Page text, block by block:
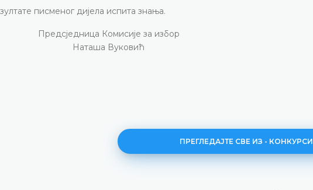
писменог дијела испита знања.
Предсједница Комисије за избор
Наташа Вуковић
ПРЕГЛЕДАЈТЕ СВЕ ИЗ - КОНКУРСИ